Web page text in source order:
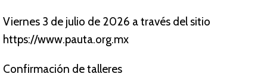
Viernes 3 de julio de 2026 a través del sitio
https://www.pauta.org.mx
Confirmación de talleres